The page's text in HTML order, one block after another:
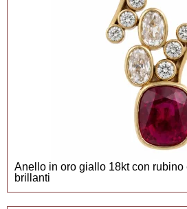
Anello in oro giallo 18kt con rubino
brillanti